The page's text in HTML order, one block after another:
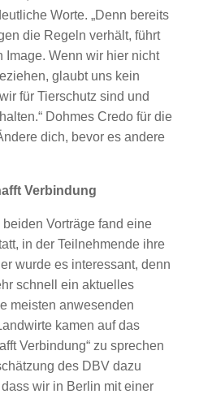
Worte. „Denn bereits
die Regeln verhält, führt
Image. Wenn wir hier nicht
glaubt uns kein
für Tierschutz sind und
Dohmes Credo für die
dich, bevor es andere
Verbindung
beiden Vorträge fand eine
in der Teilnehmende ihre
wurde es interessant, denn
schnell ein aktuelles
meisten anwesenden
kamen auf das
Verbindung“ zu sprechen
des DBV dazu
wir in Berlin mit einer